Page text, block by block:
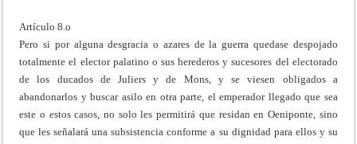
Artículo 8.o
Pero si por alguna desgracia o azares de la guerra quedase despojado
totalmente el elector palatino o sus herederos y sucesores del electorado
de los ducados de Juliers y de Mons, y se viesen obligados a
abandonarlos y buscar asilo en otra parte, el emperador llegado que sea
este o estos casos, no solo les permitirá que residan en Oeniponte, sino
que les señalará una subsistencia conforme a su dignidad para ellos y su